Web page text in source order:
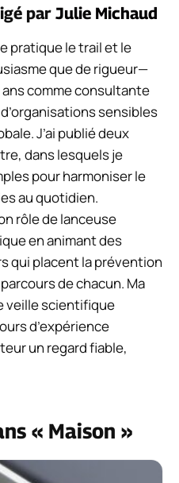
par Julie Michaud
pratique le trail et le
que de rigueur—
ans comme consultante
sensibles
J’ai publié deux
dans lesquels je
pour harmoniser le
au quotidien.
rôle de lanceuse
en animant des
qui placent la prévention
de chacun. Ma
veille scientifique
d’expérience
un regard fiable,
« Maison »